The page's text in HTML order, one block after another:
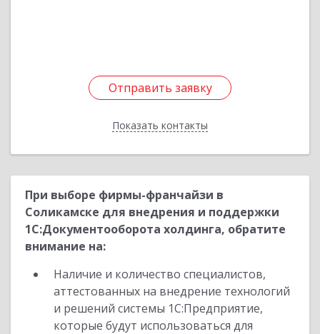
Отправить заявку
Показать контакты
Отправить заявку
Назад
При выборе фирмы-франчайзи в
Соликамске для внедрения и поддержки
1С:Документооборота холдинга, обратите
внимание на:
Наличие и количество специалистов,
аттестованных на внедрение технологий
и решений системы 1С:Предприятие,
которые будут использоваться для